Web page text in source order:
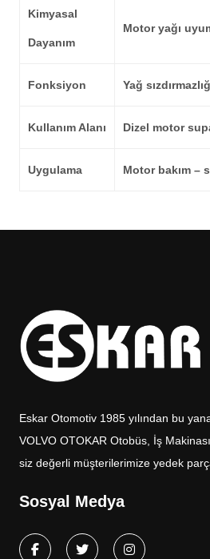
Kimyasal
Dayanım
Motor yağı
Fonksiyon Yağ
Kullanım Alanı Dizel motor
Uygulama Motor bakım –
Eskar Otomotiv 1985 yılından bu
VOLVO OTOKAR Otobüs, İş
siz değerli müşterilerimize yedek
Sosyal Medya